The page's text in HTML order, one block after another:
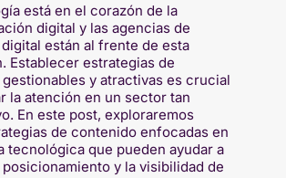
está en el corazón de la
digital y las agencias de
están al frente de esta
Establecer estrategias de
y atractivas es crucial
la atención en un sector tan
En este post, exploraremos
de contenido enfocadas en
tecnológica que pueden ayudar a
y la visibilidad de